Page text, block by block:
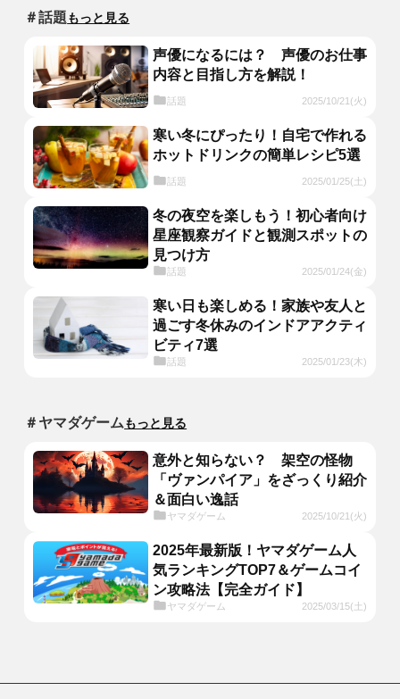
＃話題もっと見る
声優になるには？ 声優のお仕事
内容と目指し方を解説！
話題 2025/10/21(火)
寒い冬にぴったり！自宅で作れる
ホットドリンクの簡単レシピ5選
話題 2025/01/25(土)
冬の夜空を楽しもう！初心者向け
星座観察ガイドと観測スポットの
見つけ方
話題 2025/01/24(金)
寒い日も楽しめる！家族や友人と
過ごす冬休みのインドアアクティ
ビティ7選
話題 2025/01/23(木)
＃ヤマダゲームもっと見る
意外と知らない？ 架空の怪物
「ヴァンパイア」をざっくり紹介
＆面白い逸話
ヤマダゲーム 2025/10/21(火)
2025年最新版！ヤマダゲーム人
気ランキングTOP7＆ゲームコイ
ン攻略法【完全ガイド】
ヤマダゲーム 2025/03/15(土)